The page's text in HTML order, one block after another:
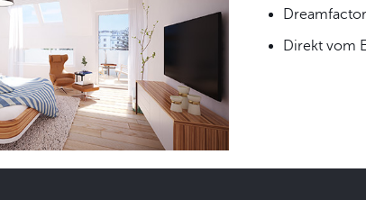
Direkt vom